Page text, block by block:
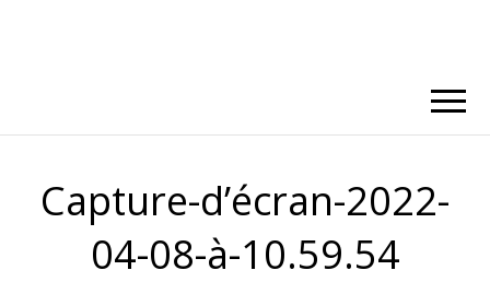
Capture-d’écran-2022-
04-08-à-10.59.54